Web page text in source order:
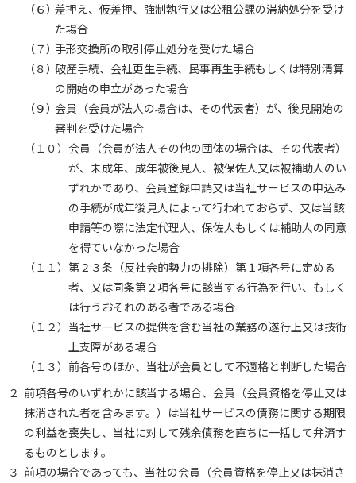
（６）差押え、仮差押、強制執行又は公租公課の滞納処分を受け
た場合
（７）手形交換所の取引停止処分を受けた場合
（８）破産手続、会社更生手続、民事再生手続もしくは特別清算
の開始の申立があった場合
（９）会員（会員が法人の場合は、その代表者）が、後見開始の
審判を受けた場合
（１０） 会員（会員が法人その他の団体の場合は、その代表者）
が、未成年、成年被後見人、被保佐人又は被補助人のい
ずれかであり、会員登録申請又は当社サービスの申込み
の手続が成年後見人によって行われておらず、又は当該
申請等の際に法定代理人、保佐人もしくは補助人の同意
を得ていなかった場合
（１１） 第２３条（反社会的勢力の排除）第１項各号に定める
者、又は同条第２項各号に該当する行為を行い、もしく
は行うおそれのある者である場合
（１２） 当社サービスの提供を含む当社の業務の遂行上又は技術
上支障がある場合
（１３） 前各号のほか、当社が会員として不適格と判断した場合
２ 前項各号のいずれかに該当する場合、会員（会員資格を停止又は
抹消された者を含みます。）は当社サービスの債務に関する期限
の利益を喪失し、当社に対して残余債務を直ちに一括して弁済す
るものとします。
３ 前項の場合であっても、当社の会員（会員資格を停止又は抹消さ